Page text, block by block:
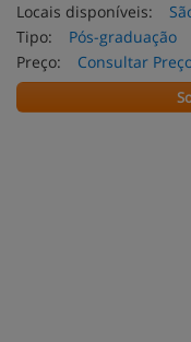
Locais disponíveis:
Tipo:
Pós-graduação
Preço:
Consultar